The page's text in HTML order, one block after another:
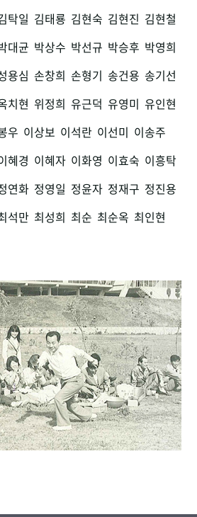
탁일 김태룡 김현숙 김현진 김현철
대균 박상수 박선규 박승후 박영희
용심 손창희 손형기 송건용 송기선
치현 위정희 유근덕 유영미 유인현
우 이상보 이석란 이선미 이송주
혜경 이혜자 이화영 이효숙 이흥탁
연화 정영일 정윤자 정재구 정진용
석만 최성희 최순 최순옥 최인현